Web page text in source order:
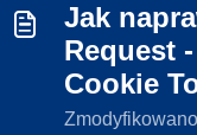
Jak
Request
Cookie